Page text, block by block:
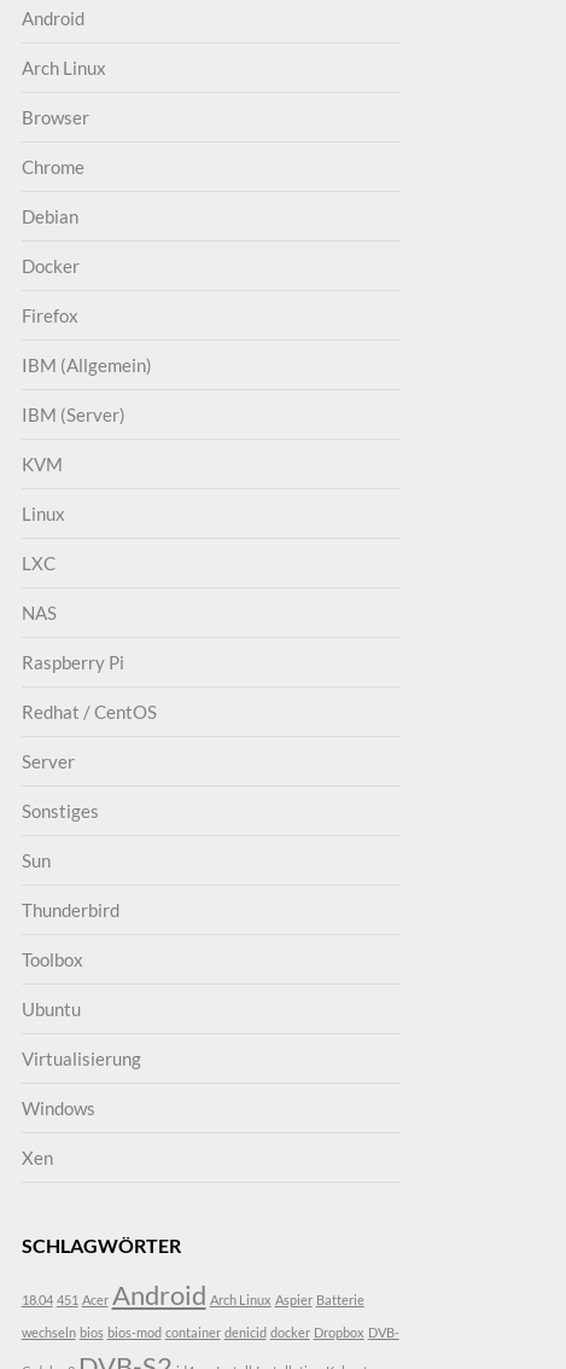
Android
Arch Linux
Browser
Chrome
Debian
Docker
Firefox
IBM (Allgemein)
IBM (Server)
KVM
Linux
LXC
NAS
Raspberry Pi
Redhat / CentOS
Server
Sonstiges
Sun
Thunderbird
Toolbox
Ubuntu
Virtualisierung
Windows
Xen
SCHLAGWÖRTER
18.04 451 Acer Android Arch Linux Aspier Batterie
wechseln bios bios-mod container denicid docker Dropbox DVB-